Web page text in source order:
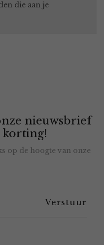
die aan je
nieuwsbrief
korting!
op de hoogte van onze